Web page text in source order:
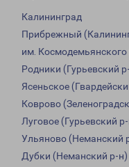
Калининград
Прибрежный
им.
Родники (Гурьевский
Ясеньское
Коврово
Луговое (Гурьевский
Ульяново (Неманский
Дубки (Неманский р-н)